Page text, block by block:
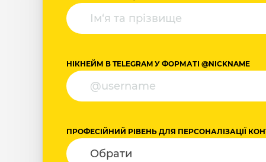
НІКНЕЙМ В TELEGRAM У ФОРМАТІ @NICKNAME
ПРОФЕСІЙНИЙ РІВЕНЬ ДЛЯ ПЕРСОНАЛІЗАЦІЇ